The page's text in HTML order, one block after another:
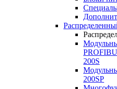
200S
200SP